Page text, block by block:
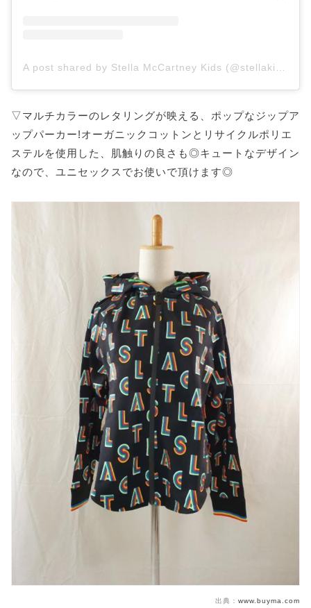
▽マルチカラーのレタリングが映える、ポップなジップア
ップパーカー!オーガニックコットンとリサイクルポリエ
ステルを使用した、肌触りの良さも◎キュートなデザイン
なので、ユニセックスでお使いで頂けます◎
出典： www.buyma.com